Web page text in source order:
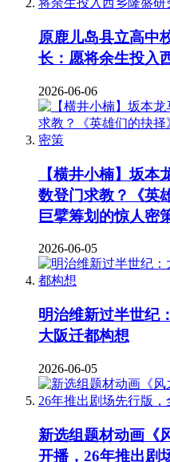
原鹿儿岛县立高中
长：愿将余生投入
2026-06-06
【横井小楠】坂
数登门求教？《英
巨擘筹划的惊人密
2026-06-05
明治维新过半世纪
大阪迁都构想
2026-06-05
新选组题材动画《
开播，26年推出剧